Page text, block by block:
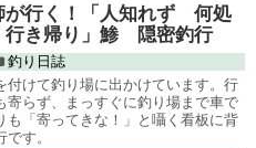
が行く！「人知れず 何処
き帰り」鯵 隠密釣行
釣り日誌
付けて釣り場に出かけています。行
寄らず、まっすぐに釣り場まで車で
も「寄ってきな！」と囁く看板に背
す。